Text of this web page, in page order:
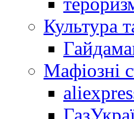
Культура
Мафіозні